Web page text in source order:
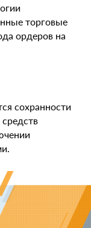
торговые
ордеров на
сохранности